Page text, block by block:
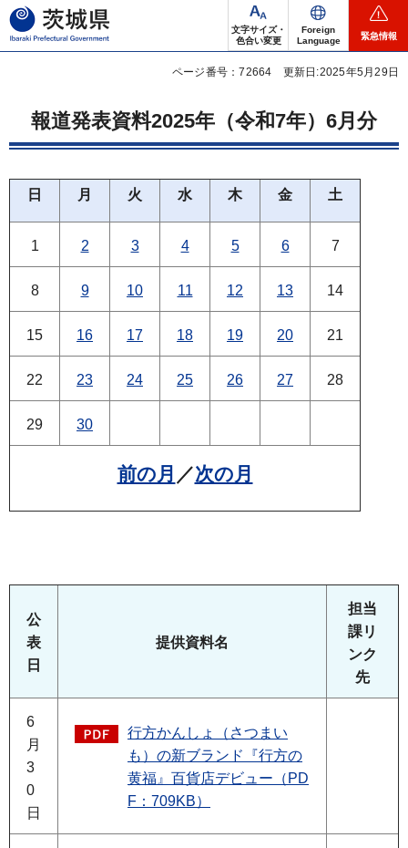
茨城県
文字サイズ・
色合い変更
Foreign
Language
緊急情報
ページ番号：72664 更新日:2025年5月29日
報道発表資料2025年（令和7年）6月分
日 月 火 水 木 金 土
1 2 3 4 5 6 7
8 9 10 11 12 13 14
15 16 17 18 19 20 21
22 23 24 25 26 27 28
29 30
前の月 ／次の月
公
表
日
提供資料名
担当
課リ
ンク
先
6
月
3
0
日
行方かんしょ（さつまい
も）の新ブランド『行方の
黄福』百貨店デビュー（PD
F：709KB）